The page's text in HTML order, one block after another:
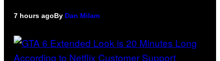
7 hours agoBy Dan Milam